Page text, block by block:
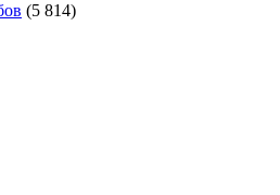
(5 814)